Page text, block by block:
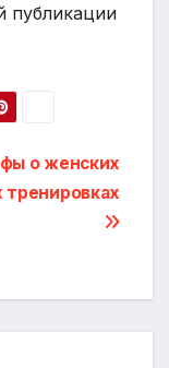
публикации
о женских
тренировках